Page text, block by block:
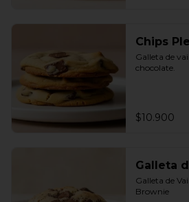
Chips
Galleta de
chocolate.
$10.900
Galleta
Galleta de
Brownie